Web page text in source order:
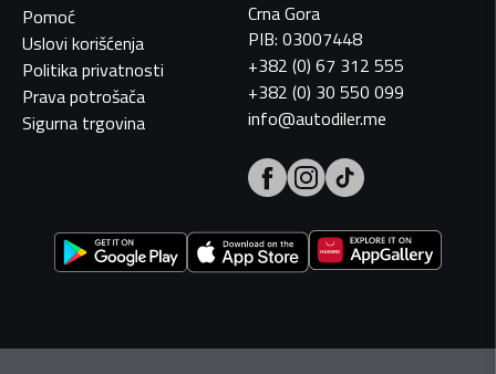
Pomoć
Uslovi korišćenja
Politika privatnosti
Prava potrošača
Sigurna trgovina
Crna Gora
PIB: 03007448
+382 (0) 67 312 555
+382 (0) 30 550 099
info@autodiler.me